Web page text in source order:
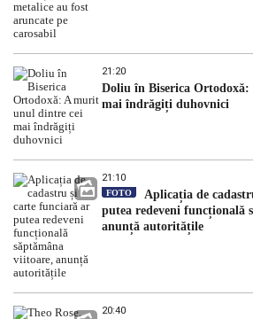
21:20
Doliu în Biserica
mai îndrăgiți duhovnici
21:10
FOTO
Aplicația de
putea redeveni funcțională
anunță autoritățile
20:40